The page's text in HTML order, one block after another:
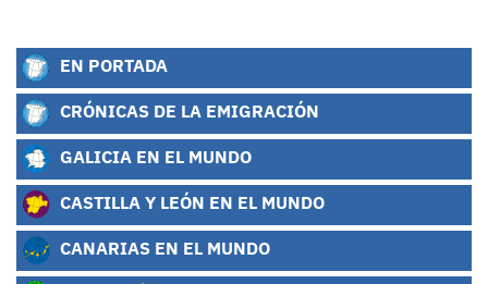
EN PORTADA
CRÓNICAS DE LA EMIGRACIÓN
GALICIA EN EL MUNDO
CASTILLA Y LEÓN EN EL MUNDO
CANARIAS EN EL MUNDO